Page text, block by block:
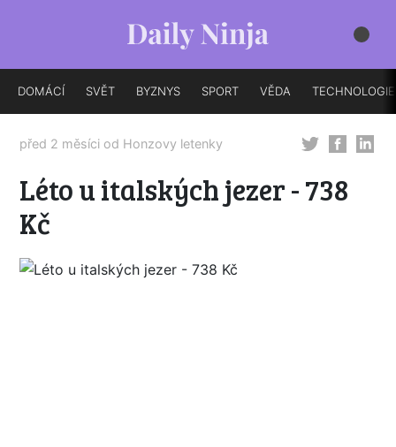
DOMÁCÍ SVĚT BYZNYS SPORT VĚDA TECHNOLOGIE
před 2 měsíci od Honzovy letenky
Léto u italských jezer - 738
Kč